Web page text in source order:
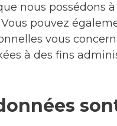
nous possédons
pouvez
vous
à des fins